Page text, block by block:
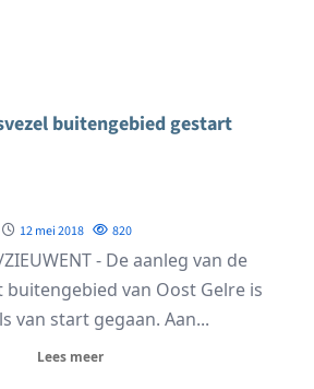
buitengebied gestart
12 mei 2018 820
ZIEUWENT - De aanleg van de
buitengebied van Oost Gelre is
van start gegaan. Aan...
Lees meer